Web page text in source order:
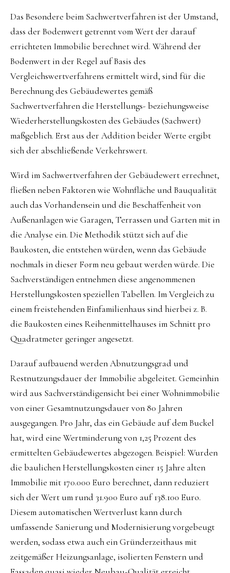
Das Besondere beim Sachwertverfahren ist der Umstand,
dass der Bodenwert getrennt vom Wert der darauf
errichteten Immobilie berechnet wird. Während der
Bodenwert in der Regel auf Basis des
Vergleichswertverfahrens ermittelt wird, sind für die
Berechnung des Gebäudewertes gemäß
Sachwertverfahren die Herstellungs- beziehungsweise
Wiederherstellungskosten des Gebäudes (Sachwert)
maßgeblich. Erst aus der Addition beider Werte ergibt
sich der abschließende Verkehrswert.
Wird im Sachwertverfahren der Gebäudewert errechnet,
fließen neben Faktoren wie Wohnfläche und Bauqualität
auch das Vorhandensein und die Beschaffenheit von
Außenanlagen wie Garagen, Terrassen und Garten mit in
die Analyse ein. Die Methodik stützt sich auf die
Baukosten, die entstehen würden, wenn das Gebäude
nochmals in dieser Form neu gebaut werden würde. Die
Sachverständigen entnehmen diese angenommenen
Herstellungskosten speziellen Tabellen. Im Vergleich zu
einem freistehenden Einfamilienhaus sind hierbei z. B.
die Baukosten eines Reihenmittelhauses im Schnitt pro
Quadratmeter geringer angesetzt.
Darauf aufbauend werden Abnutzungsgrad und
Restnutzungsdauer der Immobilie abgeleitet. Gemeinhin
wird aus Sachverständigensicht bei einer Wohnimmobilie
von einer Gesamtnutzungsdauer von 80 Jahren
ausgegangen. Pro Jahr, das ein Gebäude auf dem Buckel
hat, wird eine Wertminderung von 1,25 Prozent des
ermittelten Gebäudewertes abgezogen. Beispiel: Wurden
die baulichen Herstellungskosten einer 15 Jahre alten
Immobilie mit 170.000 Euro berechnet, dann reduziert
sich der Wert um rund 31.900 Euro auf 138.100 Euro.
Diesem automatischen Wertverlust kann durch
umfassende Sanierung und Modernisierung vorgebeugt
werden, sodass etwa auch ein Gründerzeithaus mit
zeitgemäßer Heizungsanlage, isolierten Fenstern und